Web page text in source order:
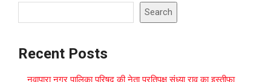
Search
Recent Posts
नवापारा नगर पालिका परिषद की नेता प्रतिपक्ष संध्या राव का इस्तीफा